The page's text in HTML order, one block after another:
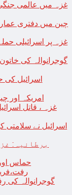
غزہ میں عالمی
گوجرانوالہ کی خاتون
اسرائیل کی
امریکہ اور
اسرائیل نے
برطانیہ:
حماس
گوجرانوالہ کی